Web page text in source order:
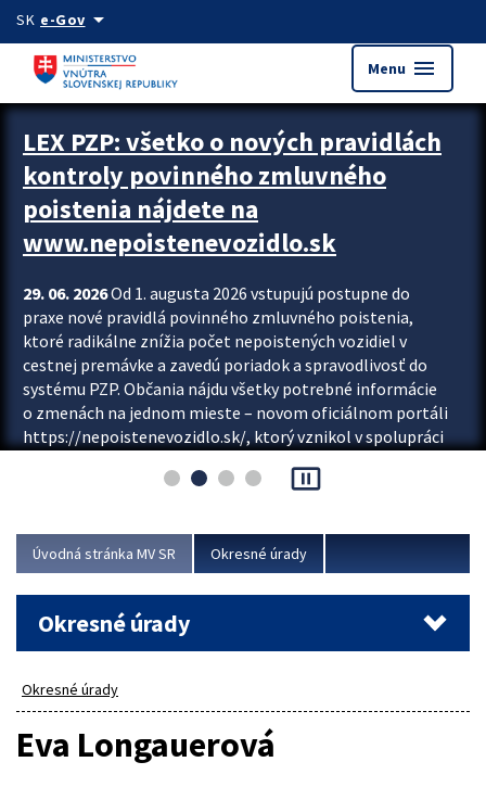
Preskocit na hlavný obsah
SK e-Govarrow_drop_down
Menu menu
Zastavit automatický posun upútavok
LEX PZP: všetko o nových pravidlách
kontroly povinného zmluvného
poistenia nájdete na
www.nepoistenevozidlo.sk
29. 06. 2026Od 1. augusta 2026 vstupujú postupne do
praxe nové pravidlá povinného zmluvného poistenia,
ktoré radikálne znížia počet nepoistených vozidiel v
cestnej premávke a zavedú poriadok a spravodlivosť do
systému PZP. Občania nájdu všetky potrebné informácie
o zmenách na jednom mieste – novom oficiálnom portáli
https://nepoistenevozidlo.sk/, ktorý vznikol v spolupráci
asociácie poisťovní (SLASPO) a Ministerstva vnútra SR.
Viac
pause_presentation
Úvodná stránka MV SR Okresné úrady
Okresné úrady
Okresné úrady
Eva Longauerová